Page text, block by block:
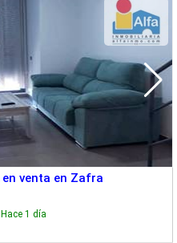
venta en Zafra
Hace 1 día